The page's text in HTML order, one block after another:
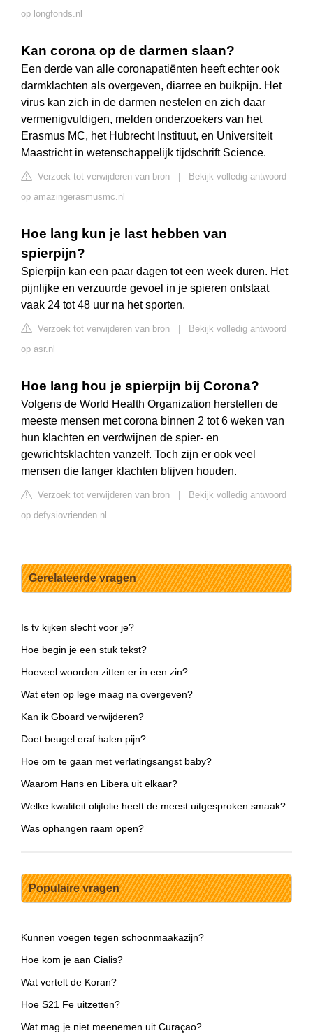
op longfonds.nl
Kan corona op de darmen slaan?
Een derde van alle coronapatiënten heeft echter ook
darmklachten als overgeven, diarree en buikpijn. Het
virus kan zich in de darmen nestelen en zich daar
vermenigvuldigen, melden onderzoekers van het
Erasmus MC, het Hubrecht Instituut, en Universiteit
Maastricht in wetenschappelijk tijdschrift Science.
Verzoek tot verwijderen van bron
Bekijk volledig antwoord
op amazingerasmusmc.nl
Hoe lang kun je last hebben van
spierpijn?
Spierpijn kan een paar dagen tot een week duren. Het
pijnlijke en verzuurde gevoel in je spieren ontstaat
vaak 24 tot 48 uur na het sporten.
Verzoek tot verwijderen van bron
Bekijk volledig antwoord
op asr.nl
Hoe lang hou je spierpijn bij Corona?
Volgens de World Health Organization herstellen de
meeste mensen met corona binnen 2 tot 6 weken van
hun klachten en verdwijnen de spier- en
gewrichtsklachten vanzelf. Toch zijn er ook veel
mensen die langer klachten blijven houden.
Verzoek tot verwijderen van bron
Bekijk volledig antwoord
op defysiovrienden.nl
Gerelateerde vragen
Is tv kijken slecht voor je?
Hoe begin je een stuk tekst?
Hoeveel woorden zitten er in een zin?
Wat eten op lege maag na overgeven?
Kan ik Gboard verwijderen?
Doet beugel eraf halen pijn?
Hoe om te gaan met verlatingsangst baby?
Waarom Hans en Libera uit elkaar?
Welke kwaliteit olijfolie heeft de meest uitgesproken smaak?
Was ophangen raam open?
Populaire vragen
Kunnen voegen tegen schoonmaakazijn?
Hoe kom je aan Cialis?
Wat vertelt de Koran?
Hoe S21 Fe uitzetten?
Wat mag je niet meenemen uit Curaçao?